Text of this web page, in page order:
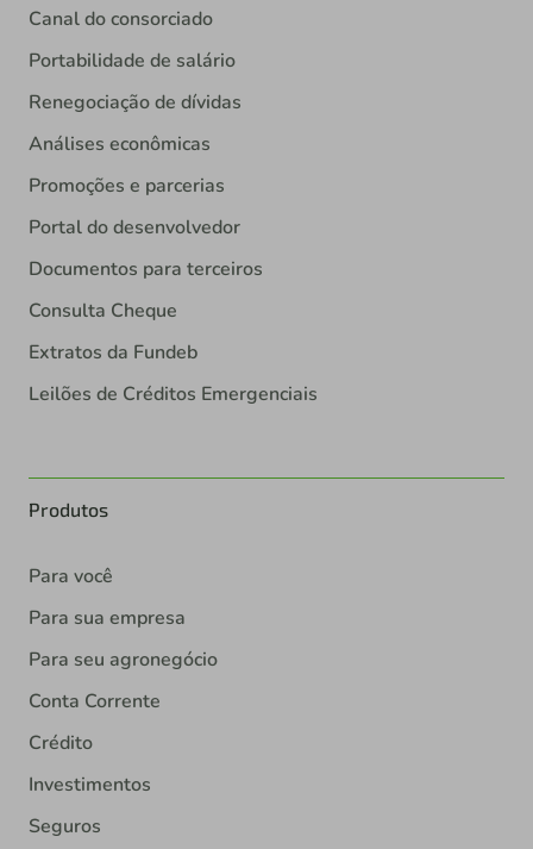
Canal do consorciado
Portabilidade de salário
Renegociação de dívidas
Análises econômicas
Promoções e parcerias
Portal do desenvolvedor
Documentos para terceiros
Consulta Cheque
Extratos da Fundeb
Leilões de Créditos Emergenciais
Produtos
Para você
Para sua empresa
Para seu agronegócio
Conta Corrente
Crédito
Investimentos
Seguros